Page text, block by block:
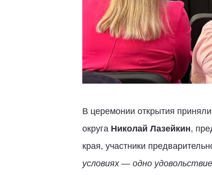
В церемонии открытия
округа Николай Лазейкин,
края, участники
условиях — одно